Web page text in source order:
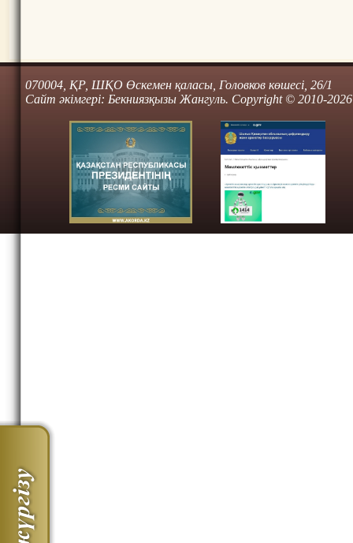
070004, ҚР, ШҚО Өскемен қаласы, Головков көшесі, 26/1
Сайт әкімгері: Бекниязқызы Жангуль. Copyright © 2010-2026